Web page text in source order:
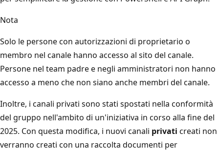
Nota
Solo le persone con autorizzazioni di proprietario o
membro nel canale hanno accesso al sito del canale.
Persone nel team padre e negli amministratori non hanno
accesso a meno che non siano anche membri del canale.
Inoltre, i canali privati sono stati spostati nella conformità
del gruppo nell'ambito di un'iniziativa in corso alla fine del
2025. Con questa modifica, i nuovi canali privati creati non
verranno creati con una raccolta documenti per